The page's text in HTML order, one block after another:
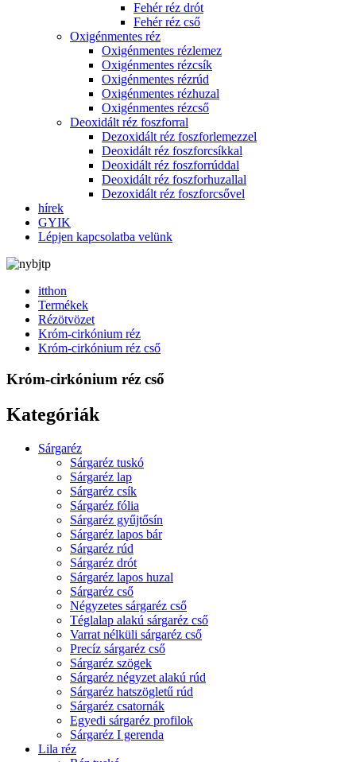
Fehér réz drót
Fehér réz cső
Oxigénmentes réz
Oxigénmentes rézlemez
Oxigénmentes rézcsík
Oxigénmentes rézrúd
Oxigénmentes rézhuzal
Oxigénmentes rézcső
Deoxidált réz foszforral
Dezoxidált réz foszforlemezzel
Deoxidált réz foszforcsíkkal
Deoxidált réz foszforrúddal
Deoxidált réz foszforhuzallal
Dezoxidált réz foszforcsővel
hírek
GYIK
Lépjen kapcsolatba velünk
itthon
Termékek
Rézötvözet
Króm-cirkónium réz
Króm-cirkónium réz cső
Króm-cirkónium réz cső
Kategóriák
Sárgaréz
Sárgaréz tuskó
Sárgaréz lap
Sárgaréz csík
Sárgaréz fólia
Sárgaréz gyűjtősín
Sárgaréz lapos bár
Sárgaréz rúd
Sárgaréz drót
Sárgaréz lapos huzal
Sárgaréz cső
Négyzetes sárgaréz cső
Téglalap alakú sárgaréz cső
Varrat nélküli sárgaréz cső
Precíz sárgaréz cső
Sárgaréz szögek
Sárgaréz négyzet alakú rúd
Sárgaréz hatszögletű rúd
Sárgaréz csatornák
Egyedi sárgaréz profilok
Sárgaréz I gerenda
Lila réz